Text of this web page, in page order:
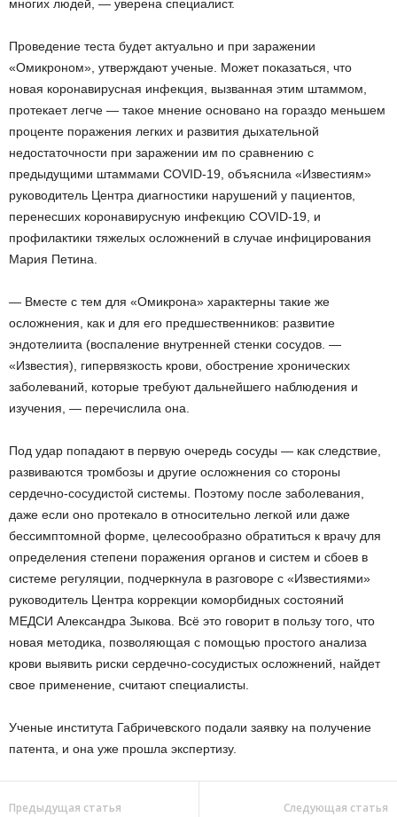
многих людей, — уверена специалист.
Проведение теста будет актуально и при заражении
«Омикроном», утверждают ученые. Может показаться, что
новая коронавирусная инфекция, вызванная этим штаммом,
протекает легче — такое мнение основано на гораздо меньшем
проценте поражения легких и развития дыхательной
недостаточности при заражении им по сравнению с
предыдущими штаммами COVID-19, объяснила «Известиям»
руководитель Центра диагностики нарушений у пациентов,
перенесших коронавирусную инфекцию COVID-19, и
профилактики тяжелых осложнений в случае инфицирования
Мария Петина.
— Вместе с тем для «Омикрона» характерны такие же
осложнения, как и для его предшественников: развитие
эндотелиита (воспаление внутренней стенки сосудов. —
«Известия), гипервязкость крови, обострение хронических
заболеваний, которые требуют дальнейшего наблюдения и
изучения, — перечислила она.
Под удар попадают в первую очередь сосуды — как следствие,
развиваются тромбозы и другие осложнения со стороны
сердечно-сосудистой системы. Поэтому после заболевания,
даже если оно протекало в относительно легкой или даже
бессимптомной форме, целесообразно обратиться к врачу для
определения степени поражения органов и систем и сбоев в
системе регуляции, подчеркнула в разговоре с «Известиями»
руководитель Центра коррекции коморбидных состояний
МЕДСИ Александра Зыкова. Всё это говорит в пользу того, что
новая методика, позволяющая с помощью простого анализа
крови выявить риски сердечно-сосудистых осложнений, найдет
свое применение, считают специалисты.
Ученые института Габричевского подали заявку на получение
патента, и она уже прошла экспертизу.
Предыдущая статья Следующая статья